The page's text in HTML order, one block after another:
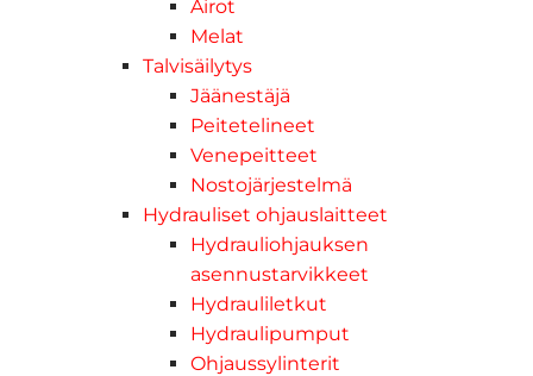
Airot
Melat
Talvisäilytys
Jäänestäjä
Peitetelineet
Venepeitteet
Nostojärjestelmä
Hydrauliset ohjauslaitteet
Hydrauliohjauksen
asennustarvikkeet
Hydrauliletkut
Hydraulipumput
Ohjaussylinterit